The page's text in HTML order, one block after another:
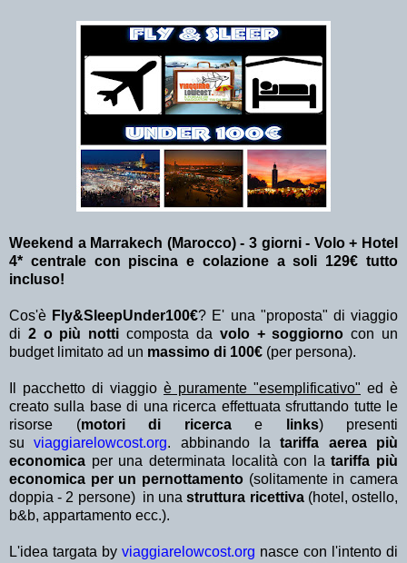
Weekend a Marrakech (Marocco) - 3 giorni - Volo + Hotel
4* centrale con piscina e colazione a soli 129€ tutto
incluso!
Cos'è Fly&SleepUnder100€? E' una "proposta" di viaggio
di 2 o più notticomposta da volo + soggiorno con un
budget limitato ad un massimo di 100€ (per persona).
Il pacchetto di viaggio è puramente "esemplificativo" ed è
creato sulla base di una ricerca effettuata sfruttando tutte le
risorse (motori di ricerca e links) presenti
suviaggiarelowcost.org. abbinando la tariffa aerea più
economica per una determinata località con latariffa più
economica per un pernottamento (solitamente in camera
doppia - 2 persone) in unastruttura ricettiva(hotel, ostello,
b&b, appartamento ecc.).
L'idea targata by viaggiarelowcost.org nasce con l'intento di